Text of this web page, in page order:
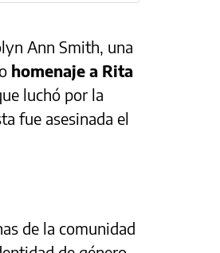
Ann Smith, una
homenaje a Rita
luchó por la
fue asesinada el
de la comunidad